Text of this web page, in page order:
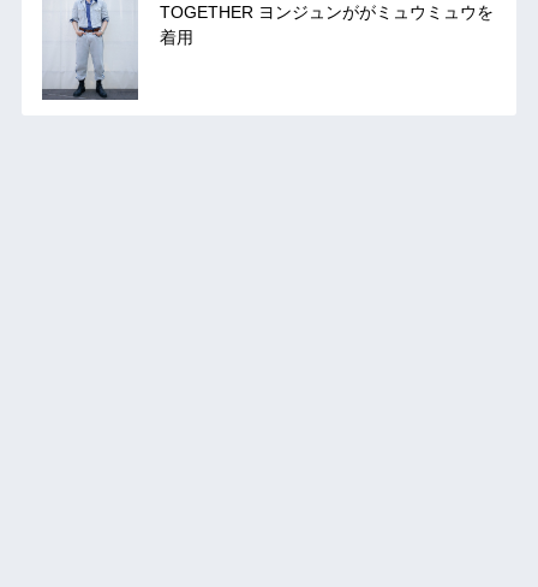
TOGETHER ヨンジュンががミュウミュウを
着用